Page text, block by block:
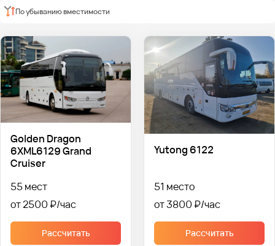
По убыванию вместимости
Golden Dragon
6XML6129 Grand
Cruiser
55 мест
от 2500 ₽
Рассчитать
Yutong 6122
51 место
от 3800 ₽
Рассчитать